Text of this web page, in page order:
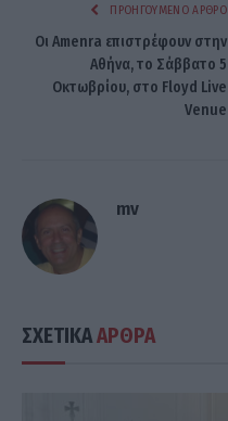
ΠΡΟΗΓΟΎΜΕΝΟ ΆΡΘΡΟ
Οι Amenra επιστρέφουν στην
Αθήνα, τo Σάββατο 5
Οκτωβρίου, στο Floyd Live
Venue
mv
ΣΧΕΤΙΚΑΑΡΘΡΑ